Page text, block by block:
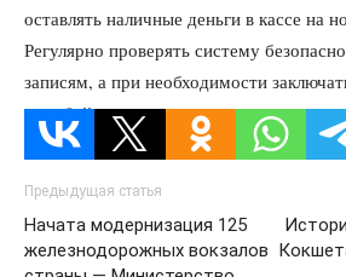
оставлять наличные деньги в кассе на
Регулярно проверять систему
записям, а при необходимости
службой.
Предыдущая статья
Начата модернизация 125
железнодорожных вокзалов